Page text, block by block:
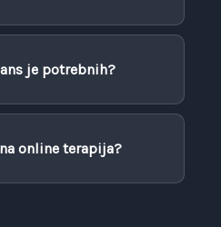
je potrebnih?
online terapija?